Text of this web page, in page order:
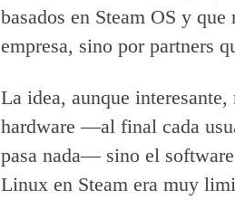
basados en Steam OS y
empresa, sino por partners
La idea, aunque
hardware —al final cada
pasa nada— sino el
Linux en Steam era muy